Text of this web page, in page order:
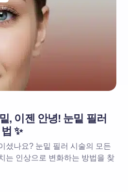
, 이젠 안녕! 눈밑 필러
✨
셨나요? 눈밑 필러 시술의 모든
는 인상으로 변화하는 방법을 찾